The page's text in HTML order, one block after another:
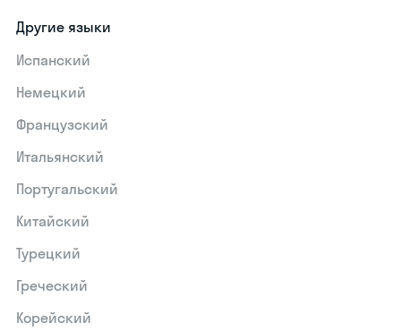
Другие языки
Испанский
Немецкий
Французский
Итальянский
Португальский
Китайский
Турецкий
Греческий
Корейский